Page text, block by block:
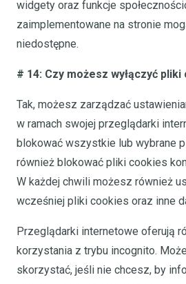
widgety oraz funkcje
zaimplementowane na stronie
niedostępne.
# 14: Czy możesz wyłączyć
Tak, możesz zarządzać
w ramach swojej przeglądarki
blokować wszystkie lub wybrane
również blokować pliki cookies
W każdej chwili możesz również
wcześniej pliki cookies oraz inne
Przeglądarki internetowe oferują
korzystania z trybu incognito.
skorzystać, jeśli nie chcesz, by